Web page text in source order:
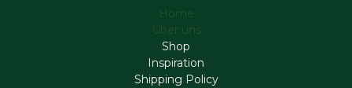
Home
Über uns
Shop
Inspiration
Shipping Policy